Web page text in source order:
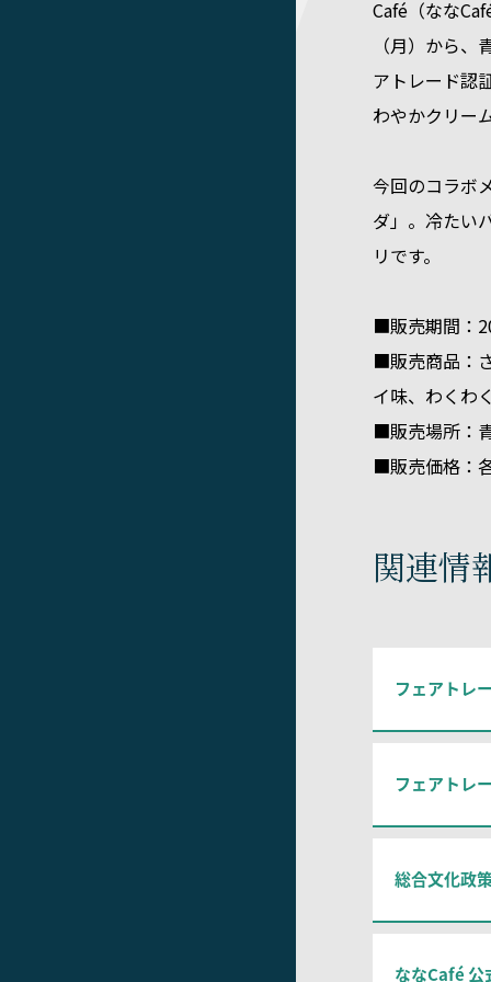
Café（なな
（月）から
アトレード認
わやかクリー
今回のコラボ
ダ」。冷たい
リです。
■販売期間：
■販売商品：
イ味、わくわ
■販売場所：
■販売価格：
関連情
フェアトレ
フェアトレ
総合文化政
ななCafé